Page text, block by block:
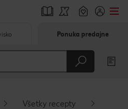
Ponuka predajne
Všetky recepty